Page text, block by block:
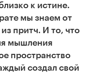
к истине.
мы знаем от
притч. И то, что
мышления
пространство
создал свой